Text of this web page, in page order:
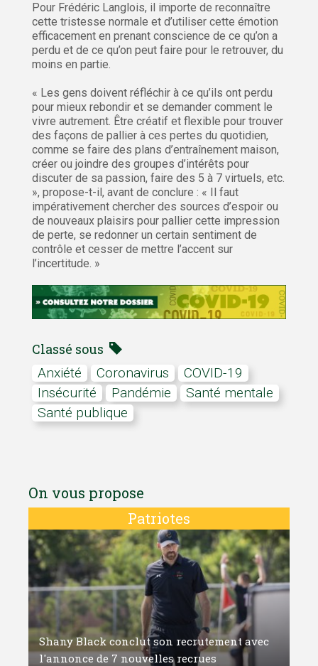
Pour Frédéric Langlois, il importe de reconnaître
cette tristesse normale et d’utiliser cette émotion
efficacement en prenant conscience de ce qu’on a
perdu et de ce qu’on peut faire pour le retrouver, du
moins en partie.
« Les gens doivent réfléchir à ce qu’ils ont perdu
pour mieux rebondir et se demander comment le
vivre autrement. Être créatif et flexible pour trouver
des façons de pallier à ces pertes du quotidien,
comme se faire des plans d’entraînement maison,
créer ou joindre des groupes d’intérêts pour
discuter de sa passion, faire des 5 à 7 virtuels, etc.
», propose-t-il, avant de conclure : « Il faut
impérativement chercher des sources d’espoir ou
de nouveaux plaisirs pour pallier cette impression
de perte, se redonner un certain sentiment de
contrôle et cesser de mettre l’accent sur
l’incertitude. »
Classé sous
anxiété coronavirus
COVID-19
insécurité
pandémie
santé mentale
Santé publique
On vous propose
Patriotes
Shany Black conclut son recrutement avec
l'annonce de 7 nouvelles recrues